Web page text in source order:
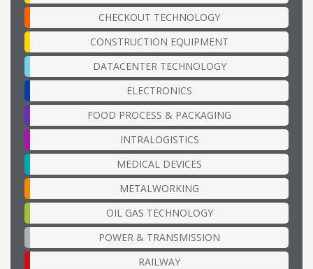
CHECKOUT TECHNOLOGY
CONSTRUCTION EQUIPMENT
DATACENTER TECHNOLOGY
ELECTRONICS
FOOD PROCESS & PACKAGING
INTRALOGISTICS
MEDICAL DEVICES
METALWORKING
OIL GAS TECHNOLOGY
POWER & TRANSMISSION
RAILWAY